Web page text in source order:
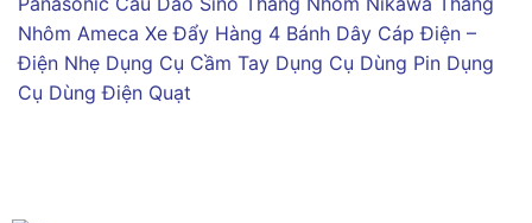
Nhôm Ameca Xe Đẩy Hàng 4 Bánh Dây Cáp Điện –
Điện Nhẹ Dụng Cụ Cầm Tay Dụng Cụ Dùng Pin Dụng
Cụ Dùng Điện Quạt